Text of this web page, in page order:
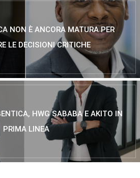
NON È ANCORA MATURA PER
LE DECISIONI CRITICHE
HWG SABABA E AKITO IN
PRIMA LINEA